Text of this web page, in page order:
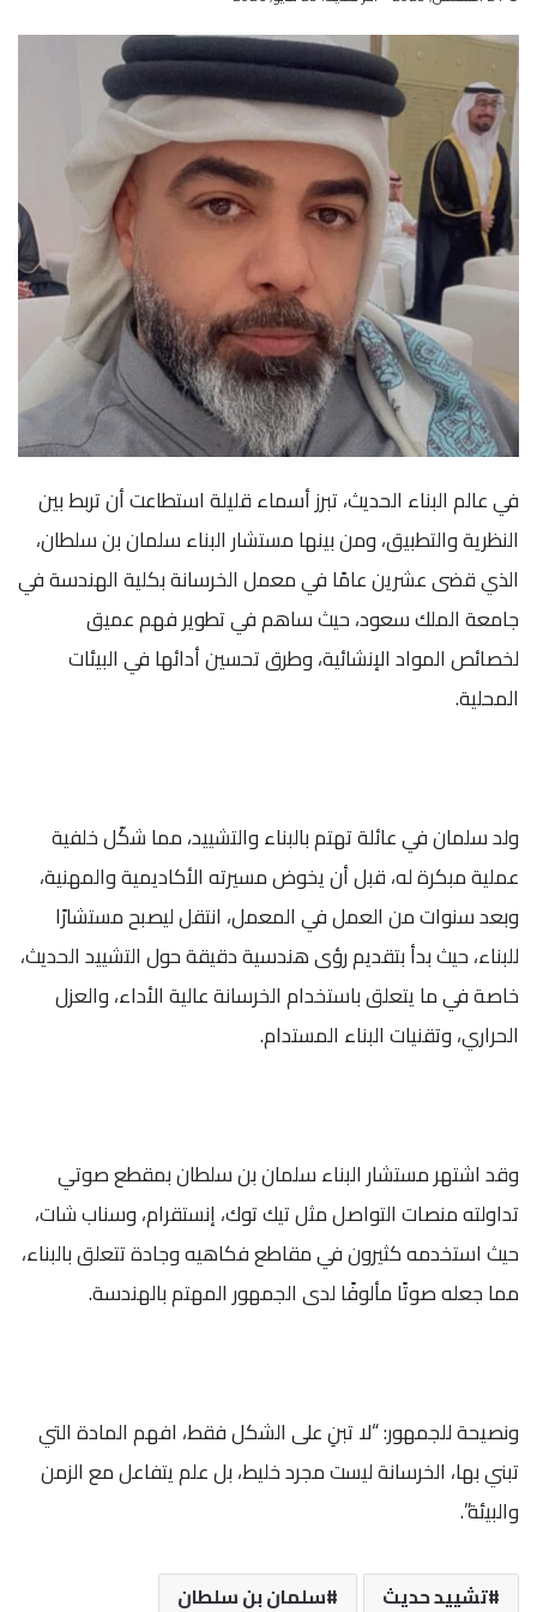
في عالم البناء الحديث، تبرز أسماء قليلة استطاعت أن تربط بين
النظرية والتطبيق، ومن بينها مستشار البناء سلمان بن سلطان،
الذي قضى عشرين عامًا في معمل الخرسانة بكلية الهندسة في
جامعة الملك سعود، حيث ساهم في تطوير فهم عميق
لخصائص المواد الإنشائية، وطرق تحسين أدائها في البيئات
المحلية.
ولد سلمان في عائلة تهتم بالبناء والتشييد، مما شكّل خلفية
عملية مبكرة له، قبل أن يخوض مسيرته الأكاديمية والمهنية،
وبعد سنوات من العمل في المعمل، انتقل ليصبح مستشارًا
للبناء، حيث بدأ بتقديم رؤى هندسية دقيقة حول التشييد الحديث،
خاصة في ما يتعلق باستخدام الخرسانة عالية الأداء، والعزل
الحراري، وتقنيات البناء المستدام.
وقد اشتهر مستشار البناء سلمان بن سلطان بمقطع صوتي
تداولته منصات التواصل مثل تيك توك، إنستقرام، وسناب شات،
حيث استخدمه كثيرون في مقاطع فكاهيه وجادة تتعلق بالبناء،
مما جعله صوتًا مألوفًا لدى الجمهور المهتم بالهندسة.
ونصيحة للجمهور: “لا تبنِ على الشكل فقط، افهم المادة التي
تبني بها، الخرسانة ليست مجرد خليط، بل علم يتفاعل مع الزمن
والبيئة”.
تشييد حديث سلمان بن سلطان